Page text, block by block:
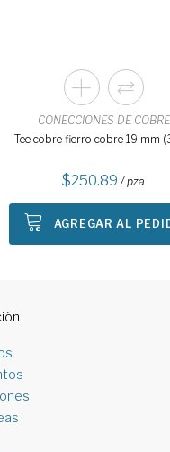
CONECCIONES DE COBRE
Tee cobre fierro cobre 19 mm
250.89 / pza
AGREGAR AL